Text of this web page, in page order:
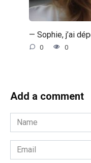
— Sophie, j’ai
0 0
Add a comment
Name
*
Email
*